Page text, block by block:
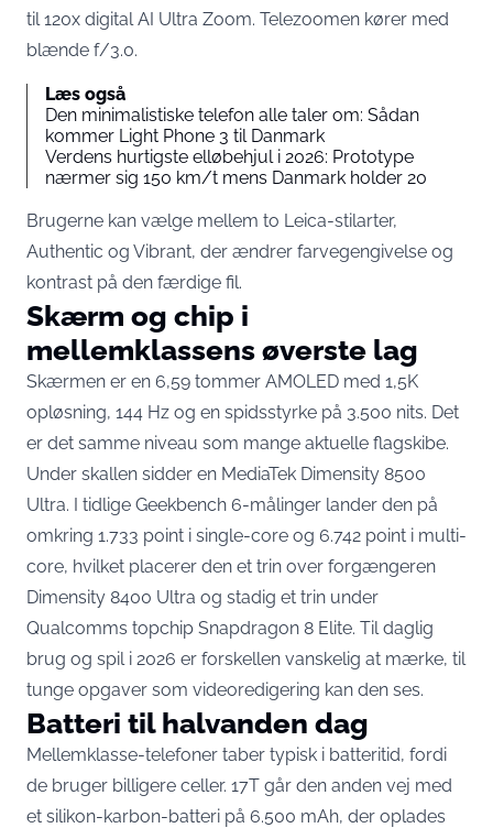
til 120x digital AI Ultra Zoom. Telezoomen kører med
blænde f/3.0.
Læs også
Den minimalistiske telefon alle taler om: Sådan
kommer Light Phone 3 til Danmark
Verdens hurtigste elløbehjul i 2026: Prototype
nærmer sig 150 km/t mens Danmark holder 20
Brugerne kan vælge mellem to Leica-stilarter,
Authentic og Vibrant, der ændrer farvegengivelse og
kontrast på den færdige fil.
Skærm og chip i
mellemklassens øverste lag
Skærmen er en 6,59 tommer AMOLED med 1,5K
opløsning, 144 Hz og en spidsstyrke på 3.500 nits. Det
er det samme niveau som mange aktuelle flagskibe.
Under skallen sidder en MediaTek Dimensity 8500
Ultra. I tidlige Geekbench 6-målinger lander den på
omkring 1.733 point i single-core og 6.742 point i multi-
core, hvilket placerer den et trin over forgængeren
Dimensity 8400 Ultra og stadig et trin under
Qualcomms topchip Snapdragon 8 Elite. Til daglig
brug og spil i 2026 er forskellen vanskelig at mærke, til
tunge opgaver som videoredigering kan den ses.
Batteri til halvanden dag
Mellemklasse-telefoner taber typisk i batteritid, fordi
de bruger billigere celler. 17T går den anden vej med
et silikon-karbon-batteri på 6.500 mAh, der oplades